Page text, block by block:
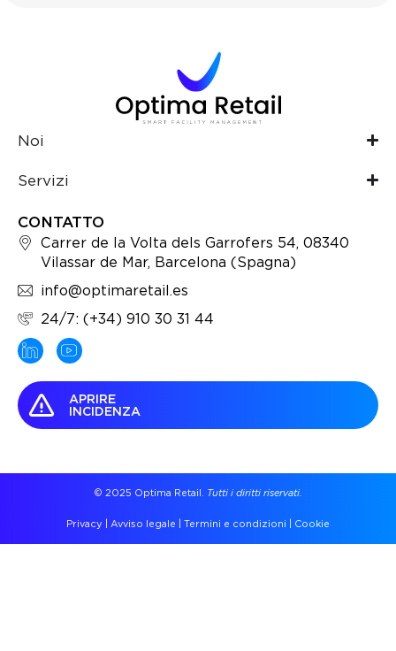
Noi
Servizi
CONTATTO
Carrer de la Volta dels Garrofers 54, 08340
Vilassar de Mar, Barcelona (Spagna)
info@optimaretail.es
24/7: (+34) 910 30 31 44
APRIRE
INCIDENZA
© 2025 Optima Retail. Tutti i diritti riservati.
Privacy Avviso legale Termini e condizioni Cookie